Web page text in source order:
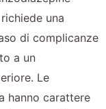
una
di complicanze
a un
Le
hanno carattere